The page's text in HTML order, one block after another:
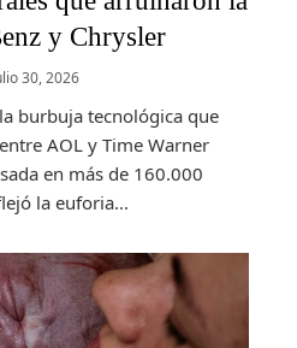
y Chrysler
30, 2026
burbuja tecnológica que
AOL y Time Warner
en más de 160.000
la euforia...